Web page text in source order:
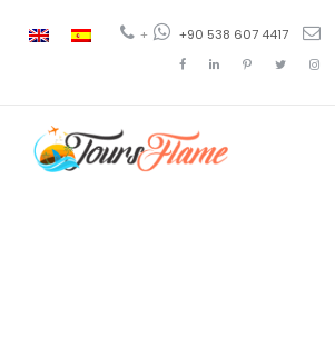
+ +90 538 607 4417